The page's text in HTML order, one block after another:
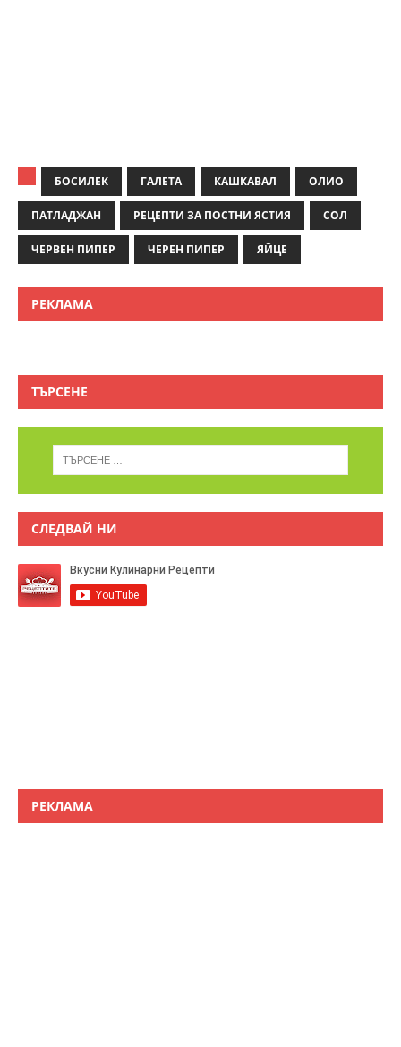
БОСИЛЕК ГАЛЕТА КАШКАВАЛ ОЛИО
ПАТЛАДЖАН РЕЦЕПТИ ЗА ПОСТНИ ЯСТИЯ СОЛ
ЧЕРВЕН ПИПЕР ЧЕРЕН ПИПЕР ЯЙЦЕ
РЕКЛАМА
ТЪРСЕНЕ
СЛЕДВАЙ НИ
РЕКЛАМА